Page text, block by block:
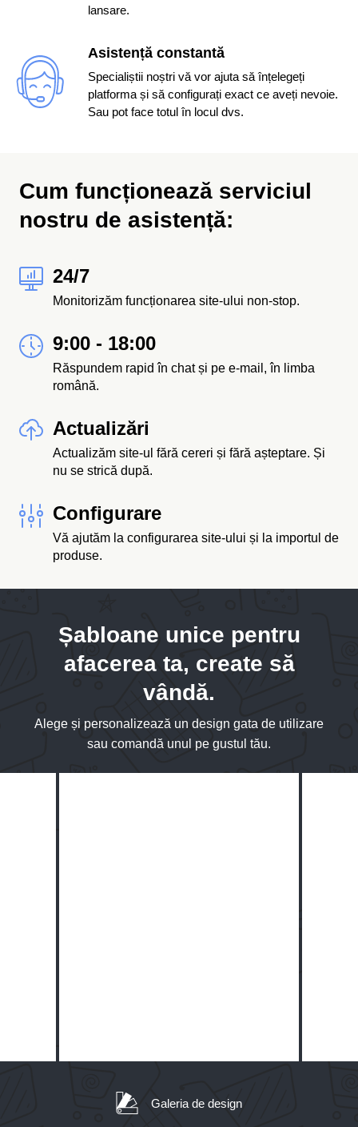
lansare.
Asistență constantă
Specialiștii noștri vă vor ajuta să înțelegeți
platforma și să configurați exact ce aveți nevoie.
Sau pot face totul în locul dvs.
Cum funcționează serviciul
nostru de asistență:
24/7
Monitorizăm funcționarea site-ului non-stop.
9:00 - 18:00
Răspundem rapid în chat și pe e-mail, în limba
română.
Actualizări
Actualizăm site-ul fără cereri și fără așteptare. Și
nu se strică după.
Configurare
Vă ajutăm la configurarea site-ului și la importul de
produse.
Șabloane unice pentru
afacerea ta, create să
vândă.
Alege și personalizează un design gata de utilizare
sau comandă unul pe gustul tău.
Galeria de design